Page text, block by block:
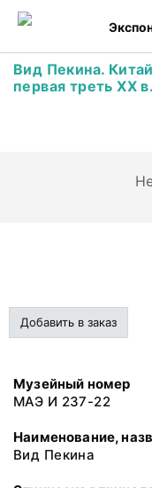
Вид Пекина.
первая треть ХХ в.
Добавить в заказ
Музейный номер
МАЭ И 237-22
Наименование,
Вид Пекина